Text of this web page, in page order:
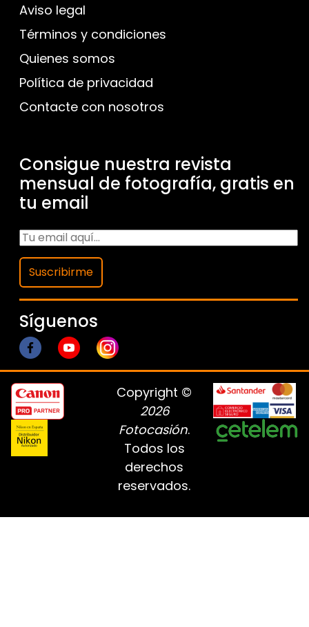
Aviso legal
Términos y condiciones
Quienes somos
Política de privacidad
Contacte con nosotros
Consigue nuestra revista
mensual de fotografía, gratis en
tu email
Suscribirme
Síguenos
Copyright ©
2026
Fotocasión.
Todos los
derechos
reservados.